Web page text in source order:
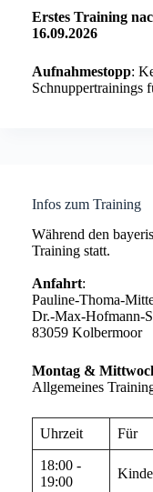
Erstes Training
16.09.2026
Aufnahmestopp:
Schnuppertrainings
Infos zum Training
Während den
Training statt.
Anfahrt:
Pauline-Thoma-
Dr.-Max-Hofmann-
83059 Kolbermoor
Montag &
Allgemeines
Uhrzeit Für
18:00 -
19:00